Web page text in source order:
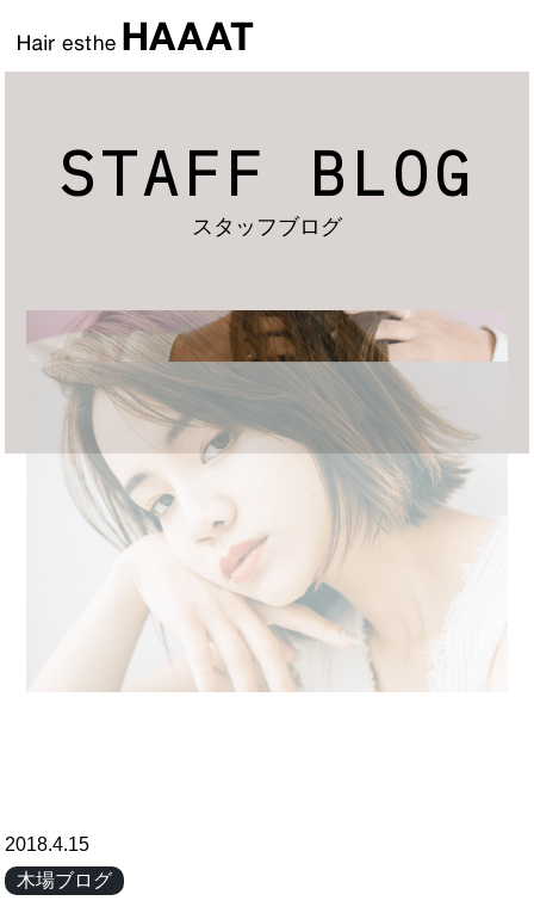
STAFF BLOG
スタッフブログ
2018.4.15
木場ブログ